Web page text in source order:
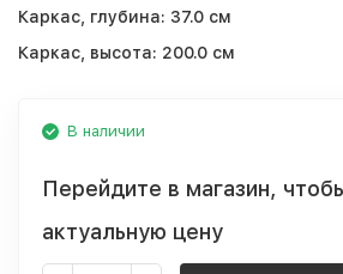
Каркас, глубина: 37.0 см
Каркас, высота: 200.0 см
В наличии
Перейдите в магазин,
актуальную цену